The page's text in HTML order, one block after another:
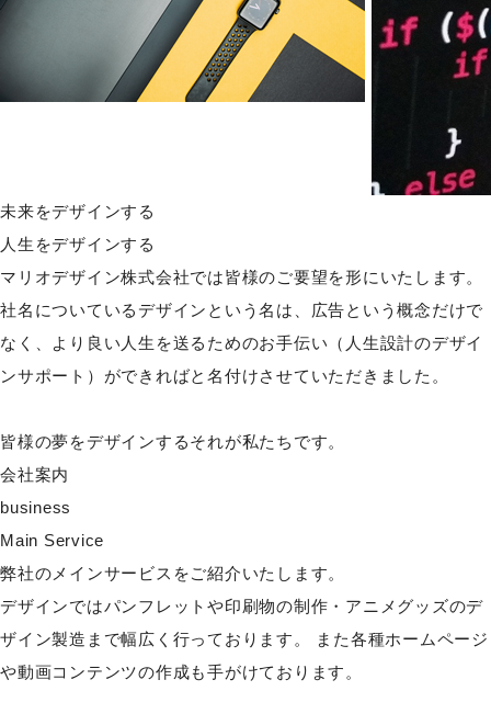
未来をデザインする
人生をデザインする
マリオデザイン株式会社では皆様のご要望を形にいたします。
社名についているデザインという名は、広告という概念だけで
なく、より良い人生を送るためのお手伝い（人生設計のデザイ
ンサポート）ができればと名付けさせていただきました。
皆様の夢をデザインするそれが私たちです。
会社案内
business
Main Service
弊社のメインサービスをご紹介いたします。
デザインではパンフレットや印刷物の制作・アニメグッズのデ
ザイン製造まで幅広く行っております。 また各種ホームページ
や動画コンテンツの作成も手がけております。